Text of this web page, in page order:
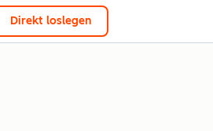
Direkt loslegen